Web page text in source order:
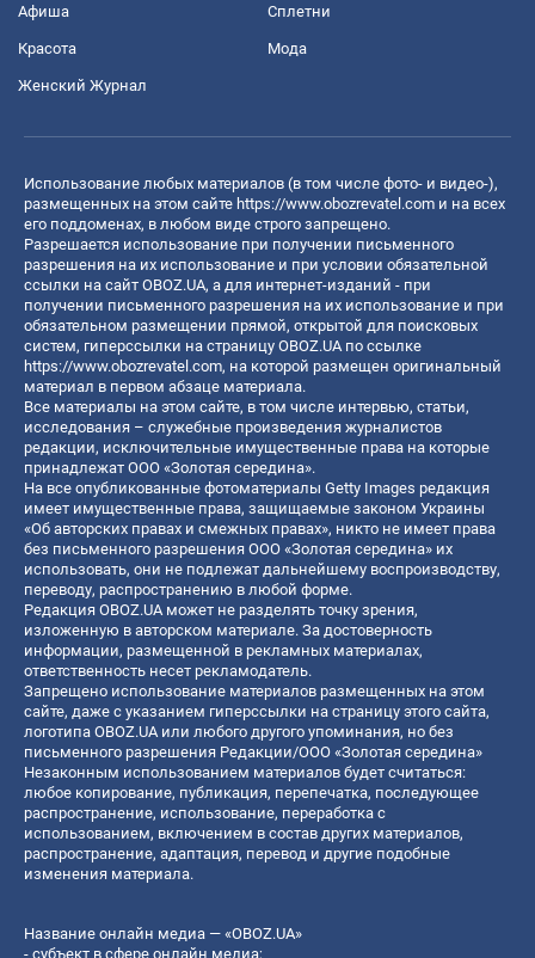
Афиша Сплетни
Красота Мода
Женский Журнал
Использование любых материалов (в том числе фото- и видео-),
размещенных на этом сайте https://www.obozrevatel.com и на всех
его поддоменах, в любом виде строго запрещено.
Разрешается использование при получении письменного
разрешения на их использование и при условии обязательной
ссылки на сайт OBOZ.UA, а для интернет-изданий - при
получении письменного разрешения на их использование и при
обязательном размещении прямой, открытой для поисковых
систем, гиперссылки на страницу OBOZ.UA по ссылке
https://www.obozrevatel.com, на которой размещен оригинальный
материал в первом абзаце материала.
Все материалы на этом сайте, в том числе интервью, статьи,
исследования – служебные произведения журналистов
редакции, исключительные имущественные права на которые
принадлежат ООО «Золотая середина».
На все опубликованные фотоматериалы Getty Images редакция
имеет имущественные права, защищаемые законом Украины
«Об авторских правах и смежных правах», никто не имеет права
без письменного разрешения ООО «Золотая середина» их
использовать, они не подлежат дальнейшему воспроизводству,
переводу, распространению в любой форме.
Редакция OBOZ.UA может не разделять точку зрения,
изложенную в авторском материале. За достоверность
информации, размещенной в рекламных материалах,
ответственность несет рекламодатель.
Запрещено использование материалов размещенных на этом
сайте, даже с указанием гиперссылки на страницу этого сайта,
логотипа OBOZ.UA или любого другого упоминания, но без
письменного разрешения Редакции/ООО «Золотая середина»
Незаконным использованием материалов будет считаться:
любое копирование, публикация, перепечатка, последующее
распространение, использование, переработка с
использованием, включением в состав других материалов,
распространение, адаптация, перевод и другие подобные
изменения материала.
Название онлайн медиа — «OBOZ.UA»
- субъект в сфере онлайн медиа;